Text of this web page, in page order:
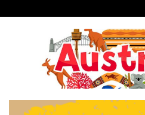
to